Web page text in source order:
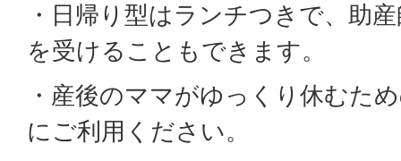
・日帰り型はランチつきで、助
を受けることもできます。
・産後のママがゆっくり休むた
にご利用ください。